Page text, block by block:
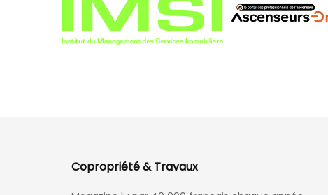
Copropriété & Travaux